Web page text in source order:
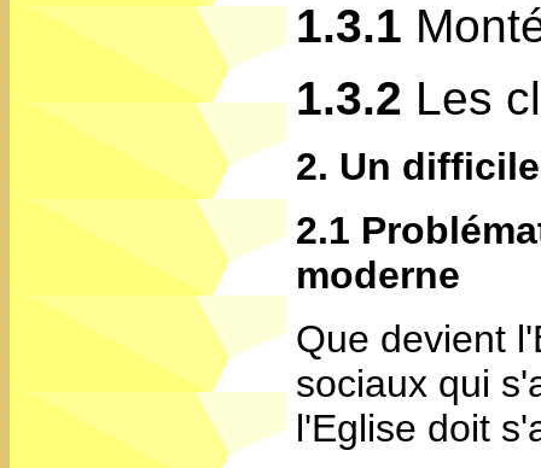
1.3.1
1.3.2 Les
2. Un
2.1
moderne
Que devient
sociaux qui
l'Eglise doit